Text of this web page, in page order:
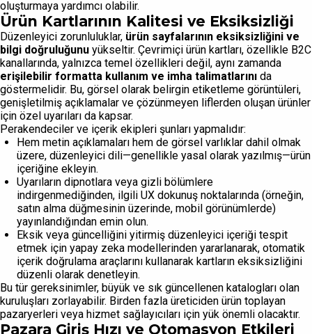
oluşturmaya yardımcı olabilir.
Ürün Kartlarının Kalitesi ve Eksiksizliği
Düzenleyici zorunluluklar, ürün sayfalarının eksiksizliğini ve
bilgi doğruluğunu yükseltir. Çevrimiçi ürün kartları, özellikle B2C
kanallarında, yalnızca temel özellikleri değil, aynı zamanda
erişilebilir formatta kullanım ve imha talimatlarını da
göstermelidir. Bu, görsel olarak belirgin etiketleme görüntüleri,
genişletilmiş açıklamalar ve çözünmeyen liflerden oluşan ürünler
için özel uyarıları da kapsar.
Perakendeciler ve içerik ekipleri şunları yapmalıdır:
Hem metin açıklamaları hem de görsel varlıklar dahil olmak
üzere, düzenleyici dili—genellikle yasal olarak yazılmış—ürün
içeriğine ekleyin.
Uyarıların dipnotlara veya gizli bölümlere
indirgenmediğinden, ilgili UX dokunuş noktalarında (örneğin,
satın alma düğmesinin üzerinde, mobil görünümlerde)
yayınlandığından emin olun.
Eksik veya güncelliğini yitirmiş düzenleyici içeriği tespit
etmek için yapay zeka modellerinden yararlanarak, otomatik
içerik doğrulama araçlarını kullanarak kartların eksiksizliğini
düzenli olarak denetleyin.
Bu tür gereksinimler, büyük ve sık güncellenen katalogları olan
kuruluşları zorlayabilir. Birden fazla üreticiden ürün toplayan
pazaryerleri veya hizmet sağlayıcıları için yük önemli olacaktır.
Pazara Giriş Hızı ve Otomasyon Etkileri